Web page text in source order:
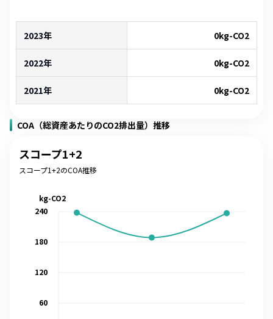
2023年 0kg-CO2
2022年 0kg-CO2
2021年 0kg-CO2
COA（総資産あたりのCO2排出量）推移
スコープ1+2
スコープ1+2のCOA推移
60
120
180
240
kg-CO2